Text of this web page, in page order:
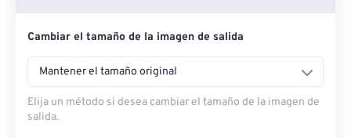
Desde URL
Cambiar el tamaño de la imagen de salida
Mantener el tamaño original
Elija un método si desea cambiar el tamaño de la imagen de
salida.